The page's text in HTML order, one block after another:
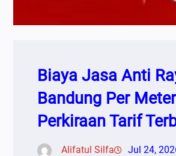
Biaya Jasa Anti
Bandung Per
Perkiraan Tarif
Alifatul Silfa Jul 24,